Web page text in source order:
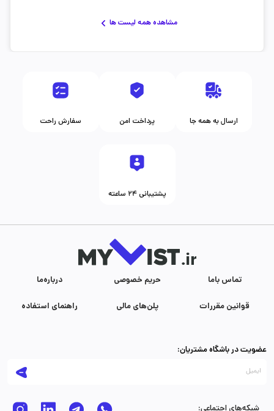
مشاهده همه لیست ها
سفارش راحت پرداخت امن ارسال به همه جا
پشتیبانی ۲۴ ساعته
درباره‌ما حریم خصوصی تماس با‌ما
راهنمای استفاده پلن‌های مالی قوانین مقررات
عضویت در باشگاه مشتریان: